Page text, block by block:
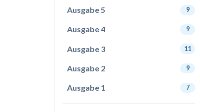
Ausgabe 5 9
Ausgabe 4 9
Ausgabe 3 11
Ausgabe 2 9
Ausgabe 1 7